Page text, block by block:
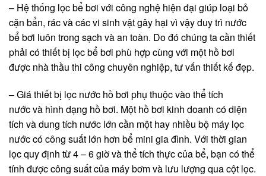
– Hệ thống lọc bể bơi với công nghệ hiện đại giúp loại bỏ
cặn bẩn, rác và các vi sinh vật gây hại vì vậy duy trì nước
bể bơi luôn trong sạch và an toàn. Do đó chúng ta cần thiết
phải có thiết bị lọc bể bơi phù hợp cùng với một hồ bơi
được nhà thầu thi công chuyên nghiệp, tư vấn thiết kế đẹp.
– Giá thiết bị lọc nước hồ bơi phụ thuộc vào thể tích
nước và hình dạng hồ bơi. Một hồ bơi kinh doanh có diện
tích và dung tích nước lớn cần một hay nhiều bộ máy lọc
nước có công suất lớn hơn bể mini gia đình. Với thời gian
lọc quy định từ 4 – 6 giờ và thể tích thực của bể, bạn có thể
tính được công suất của máy bơm và lưu lượng qua cột lọc.